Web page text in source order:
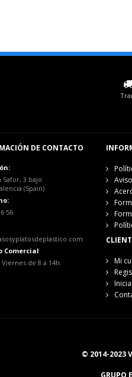
DE CONTACTO
Safor, 3 bajo
(Spain)
56
Comercial
Viernes de 8 a 14h.
Mi
© 2014-2023
GRUPO